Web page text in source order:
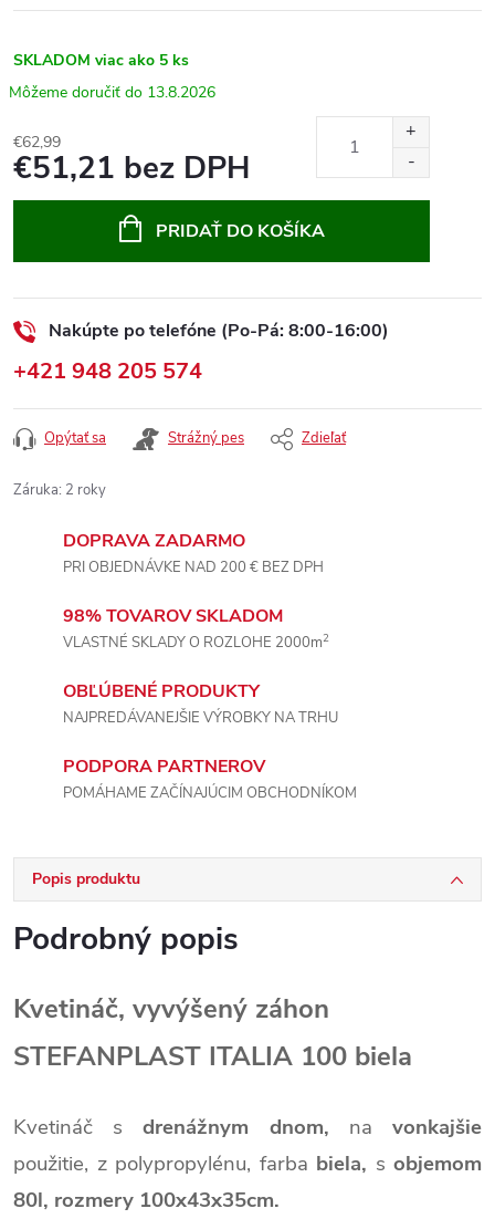
SKLADOM viac ako 5 ks
13.8.2026
€62,99
€51,21 bez DPH
PRIDAŤ DO KOŠÍKA
Nakúpte po telefóne (Po-Pá: 8:00-16:00)
+421 948 205 574
Opýtať sa Strážný pes Zdieľať
Záruka: 2 roky
DOPRAVA ZADARMO
PRI OBJEDNÁVKE NAD 200 € BEZ DPH
98% TOVAROV SKLADOM
VLASTNÉ SKLADY O ROZLOHE 2000m2
OBĽÚBENÉ PRODUKTY
NAJPREDÁVANEJŠIE VÝROBKY NA TRHU
PODPORA PARTNEROV
POMÁHAME ZAČÍNAJÚCIM OBCHODNÍKOM
Popis produktu
Podrobný popis
Kvetináč, vyvýšený záhon
STEFANPLAST ITALIA 100 biela
Kvetináč sdrenážnym dnom, navonkajšie
použitie, z polypropylénu, farba biela, s objemom
80l, rozmery 100x43x35cm.